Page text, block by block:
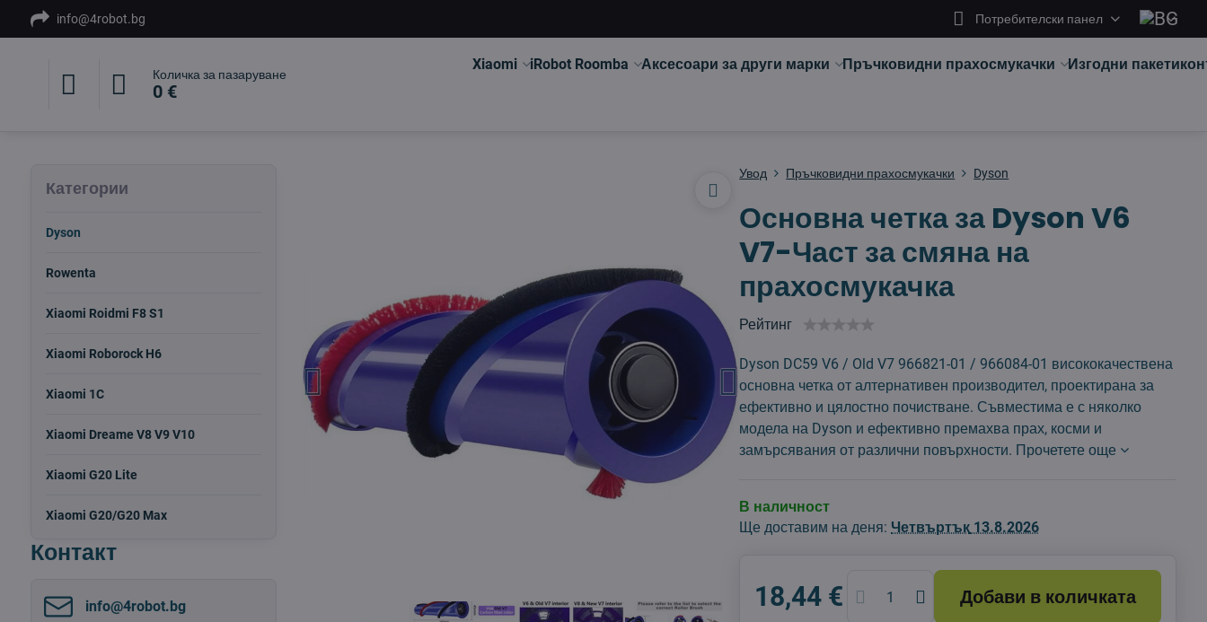
info@4robot.bg Потребителски панел
Количка за пазаруване
0 €
Xiaomi iRobot Roomba Аксесоари за други марки Пръчковидни прахосмукачки Изгодни пакети
Увод Пръчковидни прахосмукачки Dyson
Основна четка за Dyson V6
V7-Част за смяна на
прахосмукачка
Рейтинг
Dyson DC59 V6 / Old V7 966821-01 / 966084-01 висококачествена
основна четка от алтернативен производител, проектирана за
ефективно и цялостно почистване. Съвместима е с няколко
модела на Dyson и ефективно премахва прах, косми и
замърсявания от различни повърхности. Прочетете още
В наличност
Ще доставим на деня: Четвъртък 13.8.2026
18,44 € Добави в количката
Категории
Dyson
Rowenta
Xiaomi Roidmi F8 S1
Xiaomi Roborock H6
Xiaomi 1C
Xiaomi Dreame V8 V9 V10
Xiaomi G20 Lite
Xiaomi G20/G20 Max
Контакт
info​@4robot​.bg